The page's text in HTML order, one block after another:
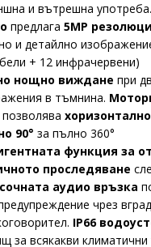
и вътрешна
предлага 5MP
и детайлно
+ 12 инфрачервени)
нощно виждане при
в тъмнина.
позволява
90° за пълно 360°
функция за
проследяване
аудио връзка
чрез
IP66
за всякакви климатични